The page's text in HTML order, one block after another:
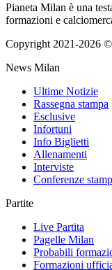
Pianeta Milan è una
formazioni e
Copyright 2021-2026
News Milan
Ultime Notizie
Rassegna stampa
Esclusive
Infortuni
Info Biglietti
Allenamenti
Interviste
Conferenze
Partite
Live Partita
Pagelle Milan
Probabili
Formazioni